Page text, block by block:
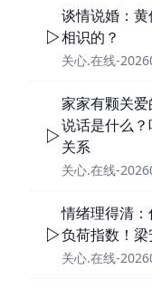
谈情说婚：
相识的？
关心.在线-
家家有颗关
说话是什么
关系
关心.在线-
情绪理得清
负荷指数！
关心.在线-